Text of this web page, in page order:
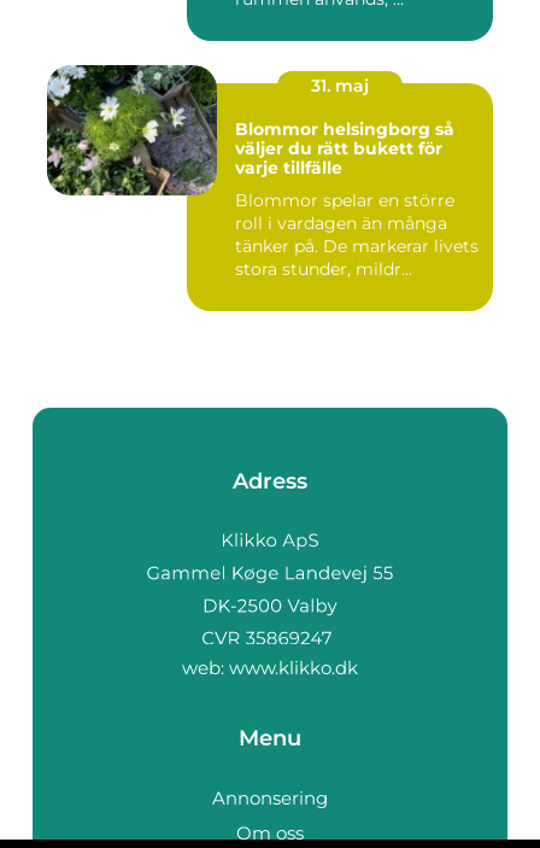
31. maj
Blommor helsingborg så
väljer du rätt bukett för
varje tillfälle
Blommor spelar en större
roll i vardagen än många
tänker på. De markerar livets
stora stunder, mildr...
Adress
web: www.klikko.dk
Menu
Annonsering
Om oss